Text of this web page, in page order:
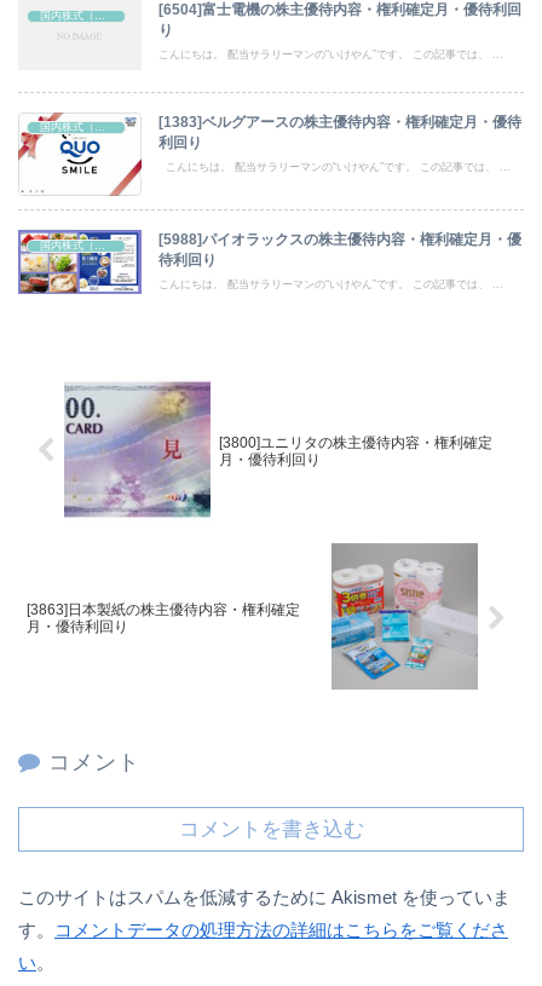
[6504]富士電機の株主優待内容・権利確定月・優待利回
り
こんにちは。 配当サラリーマンの“いけやん”です。 この記事では、 ...
国内株式（株主優待）
[1383]ベルグアースの株主優待内容・権利確定月・優待
利回り
こんにちは。 配当サラリーマンの“いけやん”です。 この記事では、 ...
[5988]パイオラックスの株主優待内容・権利確定月・優
待利回り
こんにちは。 配当サラリーマンの“いけやん”です。 この記事では、 ...
[3800]ユニリタの株主優待内容・権利確定
月・優待利回り
[3863]日本製紙の株主優待内容・権利確定
月・優待利回り
コメント
コメントを書き込む
このサイトはスパムを低減するために Akismet を使っていま
す。
コメントデータの処理方法の詳細はこちらをご覧くださ
い。